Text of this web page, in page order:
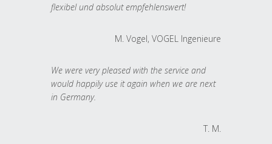
flexibel und absolut empfehlenswert!
M. Vogel, VOGEL Ingenieure
We were very pleased with the service and
would happily use it again when we are next
in Germany.
T. M.